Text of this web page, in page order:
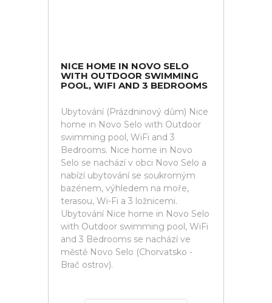
NICE HOME IN NOVO SELO
WITH OUTDOOR SWIMMING
POOL, WIFI AND 3 BEDROOMS
Ubytování (Prázdninový dům) Nice
home in Novo Selo with Outdoor
swimming pool, WiFi and 3
Bedrooms. Nice home in Novo
Selo se nachází v obci Novo Selo a
nabízí ubytování se soukromým
bazénem, výhledem na moře,
terasou, Wi-Fi a 3 ložnicemi.
Ubytování Nice home in Novo Selo
with Outdoor swimming pool, WiFi
and 3 Bedrooms se nachází ve
městě Novo Selo (Chorvatsko -
Brač ostrov).